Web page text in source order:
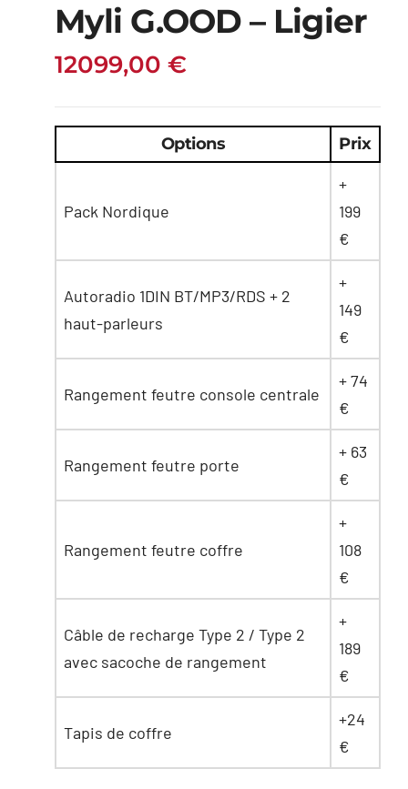
Myli G.OOD – Ligier
12099,00 €
Options Prix
Pack Nordique
+
199
€
Autoradio 1DIN BT/MP3/RDS + 2
haut-parleurs
+
149
€
Rangement feutre console centrale
+ 74
€
Rangement feutre porte
+ 63
€
Rangement feutre coffre
+
108
€
Câble de recharge Type 2 / Type 2
avec sacoche de rangement
+
189
€
Tapis de coffre
+24
€